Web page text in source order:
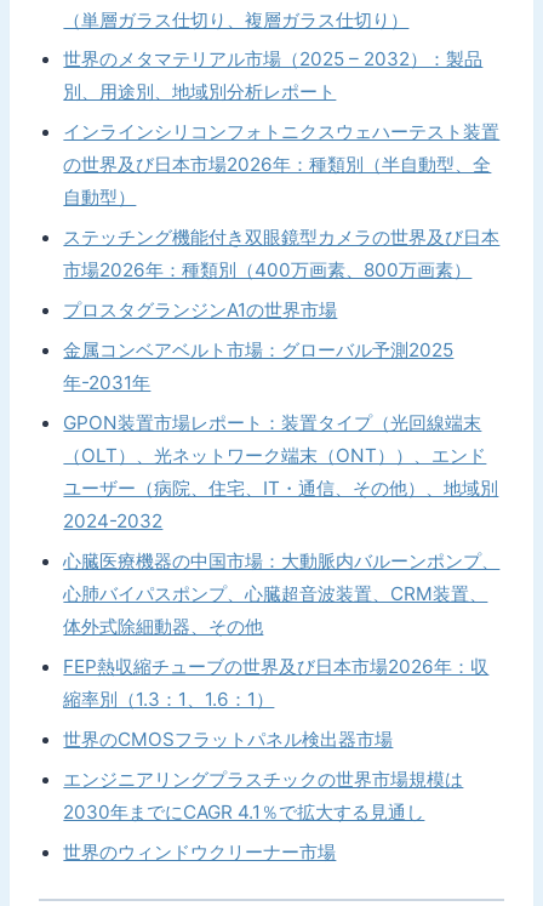
（単層ガラス仕切り、複層ガラス仕切り）
世界のメタマテリアル市場（2025 – 2032）：製品
別、用途別、地域別分析レポート
インラインシリコンフォトニクスウェハーテスト装置
の世界及び日本市場2026年：種類別（半自動型、全
自動型）
ステッチング機能付き双眼鏡型カメラの世界及び日本
市場2026年：種類別（400万画素、800万画素）
プロスタグランジンA1の世界市場
金属コンベアベルト市場：グローバル予測2025
年-2031年
GPON装置市場レポート：装置タイプ（光回線端末
（OLT）、光ネットワーク端末（ONT））、エンド
ユーザー（病院、住宅、IT・通信、その他）、地域別
2024-2032
心臓医療機器の中国市場：大動脈内バルーンポンプ、
心肺バイパスポンプ、心臓超音波装置、CRM装置、
体外式除細動器、その他
FEP熱収縮チューブの世界及び日本市場2026年：収
縮率別（1.3：1、1.6：1）
世界のCMOSフラットパネル検出器市場
エンジニアリングプラスチックの世界市場規模は
2030年までにCAGR 4.1％で拡大する見通し
世界のウィンドウクリーナー市場